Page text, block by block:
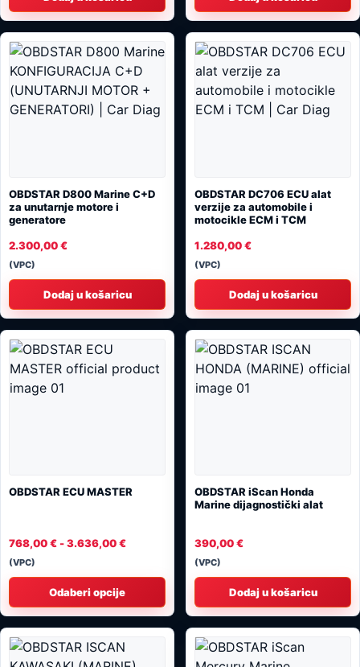
OBDSTAR D800 Marine C+D
za unutarnje motore i
generatore
2.300,00€
(VPC)
Dodaj u košaricu
OBDSTAR DC706 ECU alat
verzije za automobile i
motocikle ECM i TCM
1.280,00€
(VPC)
Dodaj u košaricu
OBDSTAR ECU MASTER
768,00€-3.636,00€Raspon
768,00 €
3.636,00 €
(VPC)
Odaberi opcije
Ovaj
proizvod
ima
stranici
proizvoda
OBDSTAR iScan Honda
Marine dijagnostički alat
390,00€
(VPC)
Dodaj u košaricu